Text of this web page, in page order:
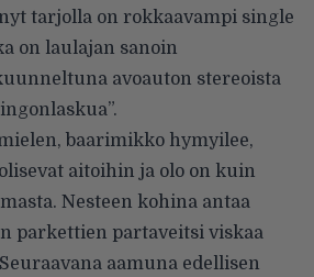
tarjolla on rokkaavampi single
on laulajan sanoin
avoauton stereoista
baarimikko hymyilee,
aitoihin ja olo on kuin
Nesteen kohina antaa
parkettien partaveitsi viskaa
aamuna edellisen